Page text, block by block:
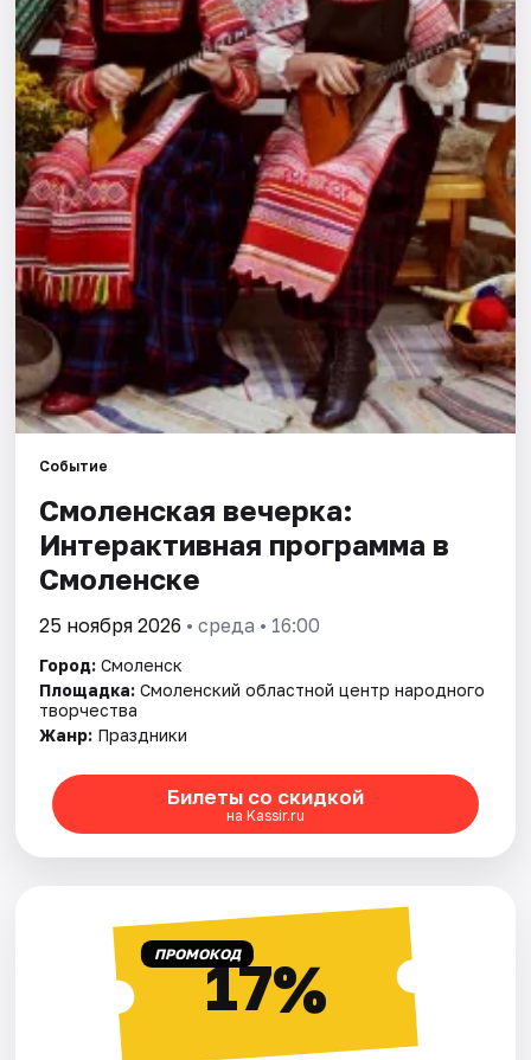
Города
Площадки
Артисты
Рейтинги
Событие
Смоленская вечерка:
Интерактивная программа в
Смоленске
25 ноября 2026 • среда • 16:00
Город: Смоленск
Площадка: Смоленский областной центр народного
творчества
Жанр: Праздники
Билеты со скидкой
на Kassir.ru
ПРОМОКОД17%